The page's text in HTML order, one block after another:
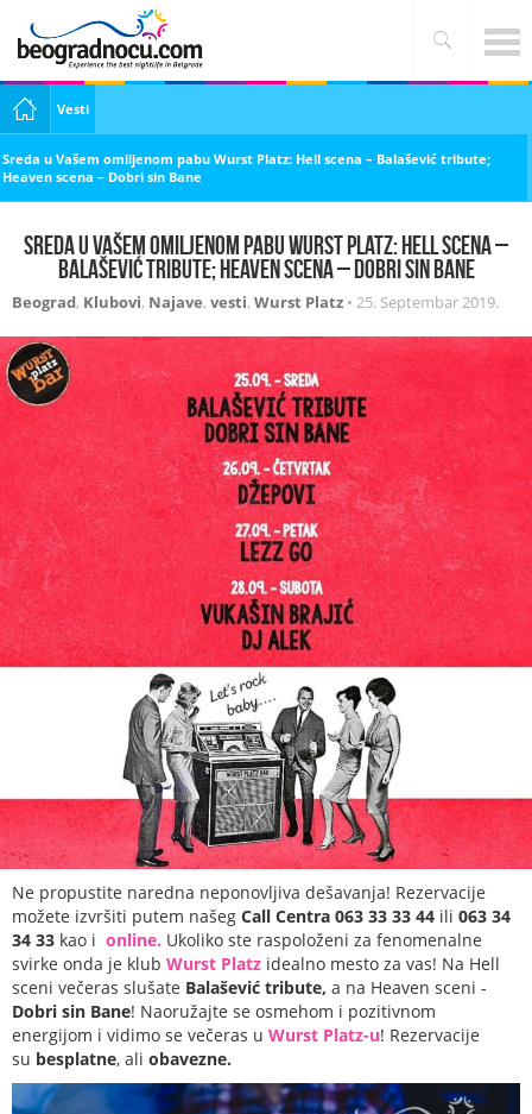
Vesti
Sreda u Vašem omiljenom pabu Wurst Platz: Hell scena – Balašević tribute;
Heaven scena – Dobri sin Bane
Sreda u Vašem omiljenom pabu Wurst Platz: Hell scena –
Balašević tribute; Heaven scena – Dobri sin Bane
Beograd, Klubovi, Najave, vesti, Wurst Platz • 25. Septembar 2019.
Ne propustite naredna neponovljiva dešavanja! Rezervacije
možete izvršiti putem našeg Call Centra 063 33 33 44 ili 063 34
34 33 kao i online. Ukoliko ste raspoloženi za fenomenalne
svirke onda je klub Wurst Platz idealno mesto za vas! Na Hell
sceni večeras slušate Balašević tribute, a na Heaven sceni -
Dobri sin Bane! Naoružajte se osmehom i pozitivnom
energijom i vidimo se večeras u Wurst Platz-u! Rezervacije
su besplatne, ali obavezne.